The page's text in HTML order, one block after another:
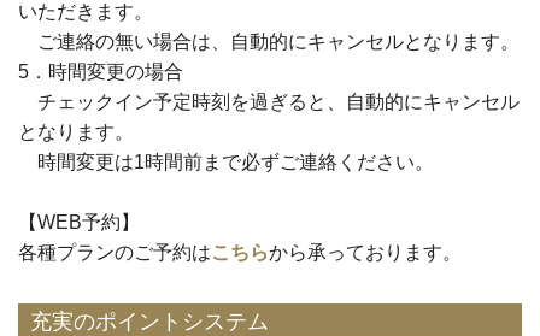
いただきます。
ご連絡の無い場合は、自動的にキャンセルとなります。
5．時間変更の場合
チェックイン予定時刻を過ぎると、自動的にキャンセル
となります。
時間変更は1時間前まで必ずご連絡ください。
【WEB予約】
各種プランのご予約はこちらから承っております。
充実のポイントシステム